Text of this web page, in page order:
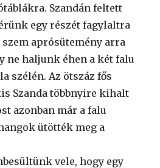
Szandán feltett
egy részét fagylaltra
aprósütemény arra
ne haljunk éhen a két falu
szélén. Az ötszáz fős
Szanda többnyire kihalt
azonban már a falu
ütötték meg a
vele, hogy egy